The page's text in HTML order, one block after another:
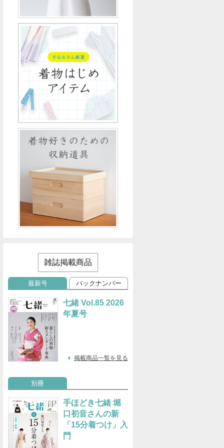
雑誌掲載商品
最新号
七緒 Vol.85 2026
年夏号
掲載商品一覧を見る
バックナンバー
別冊
手ほどき七緒 堀
口初音さんの新
「15分着つけ」入
門